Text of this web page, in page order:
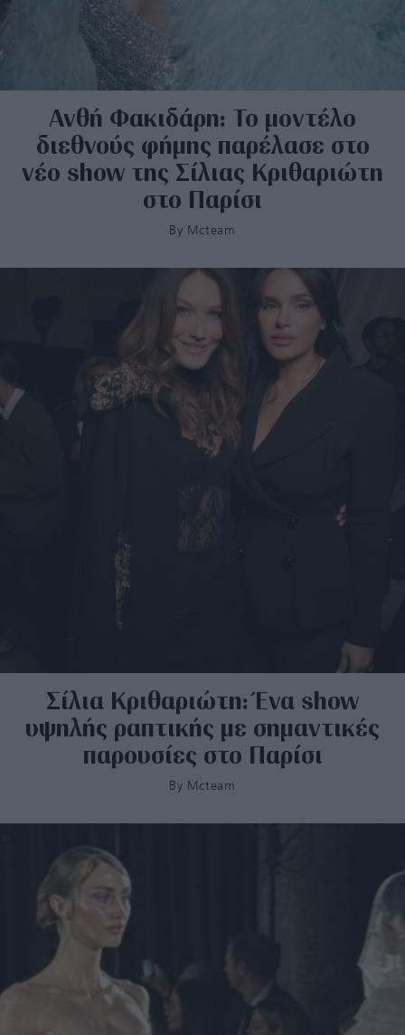
Ανθή Φακιδάρη: Το μοντέλο
διεθνούς φήμης παρέλασε στο
νέο show της Σίλιας Κριθαριώτη
στο Παρίσι
By Mcteam
Σίλια Κριθαριώτη: Ένα show
υψηλής ραπτικής με σημαντικές
παρουσίες στο Παρίσι
By Mcteam